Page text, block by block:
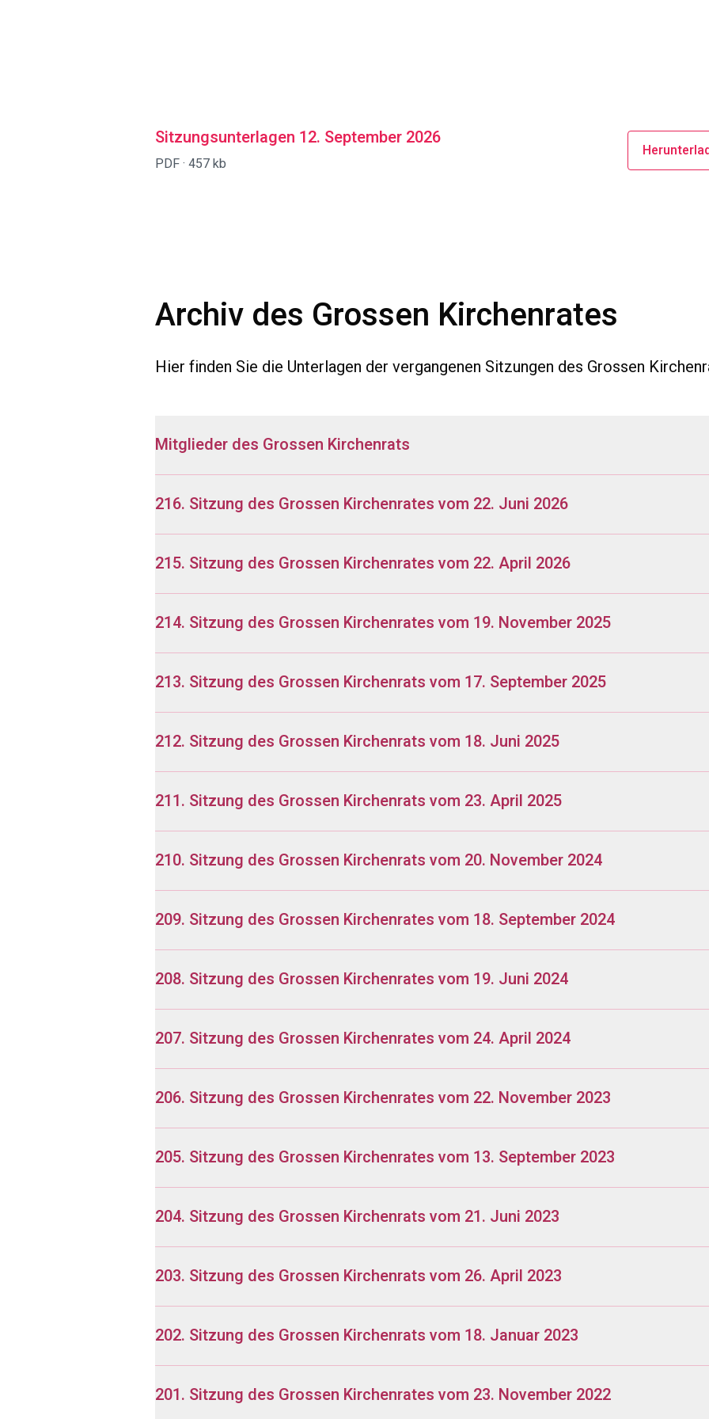
Sitzungsunterlagen 12. September 2026
PDF · 457 kb
Archiv des Grossen Kirchenrates
Hier finden Sie die Unterlagen der vergangenen Sitzungen des Grossen
Mitglieder des Grossen Kirchenrats
216. Sitzung des Grossen Kirchenrates vom 22. Juni 2026
215. Sitzung des Grossen Kirchenrates vom 22. April 2026
214. Sitzung des Grossen Kirchenrates vom 19. November 2025
213. Sitzung des Grossen Kirchenrats vom 17. September 2025
212. Sitzung des Grossen Kirchenrats vom 18. Juni 2025
211. Sitzung des Grossen Kirchenrats vom 23. April 2025
210. Sitzung des Grossen Kirchenrats vom 20. November 2024
209. Sitzung des Grossen Kirchenrates vom 18. September 2024
208. Sitzung des Grossen Kirchenrates vom 19. Juni 2024
207. Sitzung des Grossen Kirchenrates vom 24. April 2024
206. Sitzung des Grossen Kirchenrates vom 22. November 2023
205. Sitzung des Grossen Kirchenrates vom 13. September 2023
204. Sitzung des Grossen Kirchenrats vom 21. Juni 2023
203. Sitzung des Grossen Kirchenrats vom 26. April 2023
202. Sitzung des Grossen Kirchenrats vom 18. Januar 2023
201. Sitzung des Grossen Kirchenrates vom 23. November 2022